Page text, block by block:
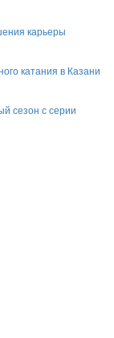
карьеры
катания в Казани
сезон с серии